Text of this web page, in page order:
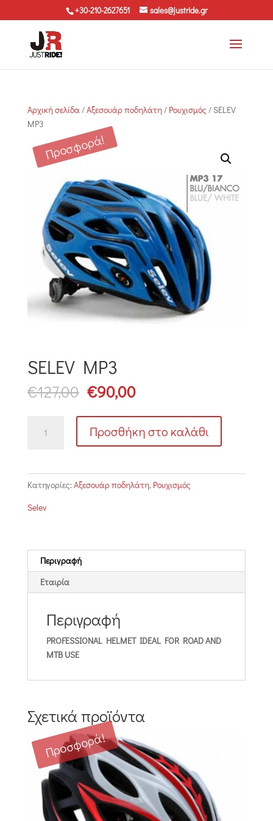
+30-210-2627651 sales@justride.gr
Αρχική σελίδα/Αξεσουάρ ποδηλάτη/ Ρουχισμός / SELEV
MP3
Προσφορά!
SELEV MP3
€127,00 Original
price
was:
€127,00.
€90,00Η
τιμή
είναι:
€90,00.
Προσθήκη στο καλάθι
Κατηγορίες: Αξεσουάρ ποδηλάτη, Ρουχισμός
Selev
Περιγραφή
Εταιρία
Περιγραφή
PROFESSIONAL HELMET IDEAL FOR ROAD AND
MTB USE
Σχετικά προϊόντα
Προσφορά!